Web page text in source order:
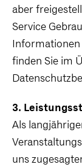
aber
Service
finden Sie im
3.
Als
uns